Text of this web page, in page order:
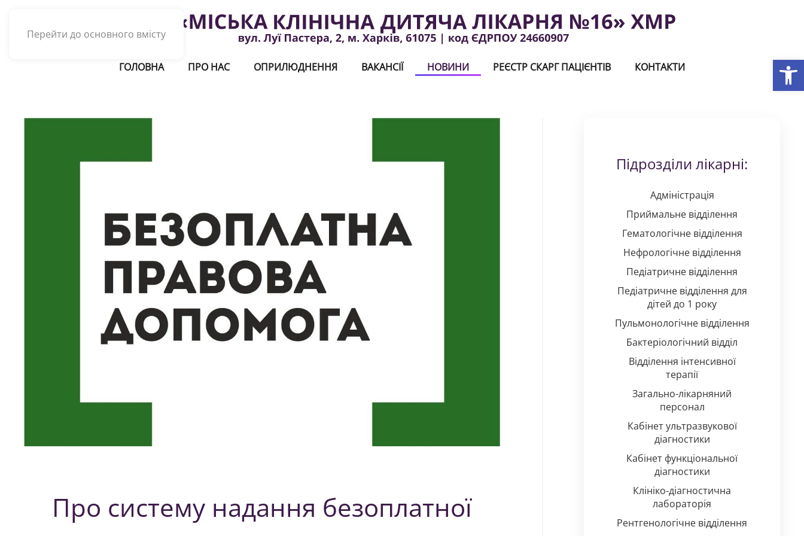
Перейти до основного вмісту
ГОЛОВНА ПРО НАС ОПРИЛЮДНЕННЯ ВАКАНСІЇ НОВИНИ РЕЄСТР СКАРГ ПАЦІЄНТІВ КОНТАКТИ
Про систему надання безоплатної
Підрозділи лікарні:
Адміністрація
Приймальне відділення
Гематологічне відділення
Нефрологічне відділення
Педіатричне відділення
Педіатричне відділення для
дітей до 1 року
Пульмонологічне відділення
Бактеріологічний відділ
Відділення інтенсивної
терапії
Загально-лікарняний
персонал
Кабінет ультразвукової
діагностики
Кабінет функціональної
діагностики
Клініко-діагностична
лабораторія
Рентгенологічне відділення